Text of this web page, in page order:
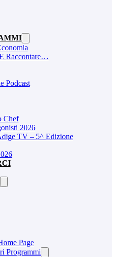
Raccontare…
Podcast
Chef
2026
TV – 5^ Edizione
Page
Programmi